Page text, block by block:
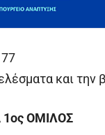
77
και
1ος ΟΜΙΛΟΣ